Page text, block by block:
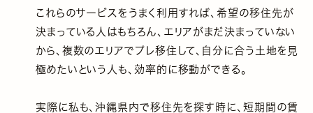
これらのサービスをうまく利用すれば、希望の移住先が
決まっている人はもちろん、エリアがまだ決まっていない
から、複数のエリアでプレ移住して、自分に合う土地を見
極めたいという人も、効率的に移動ができる。
実際に私も、沖縄県内で移住先を探す時に、短期間の賃